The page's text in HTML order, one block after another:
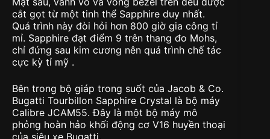
cắt gọt từ một tinh thể Sapphire duy nhất.
Quá trình này đòi hỏi hơn 800 giờ gia công tỉ
mỉ. Sapphire đạt điểm 9 trên thang đo Mohs,
chỉ đứng sau kim cương nên quá trình chế tác
cực kỳ tỉ mỹ .
Bên trong bộ giáp trong suốt của Jacob & Co.
Bugatti Tourbillon Sapphire Crystal là bộ máy
Calibre JCAM55. Đây là một bộ máy mô
phỏng hoàn hảo khối động cơ V16 huyền thoại
của siêu xe Bugatti.